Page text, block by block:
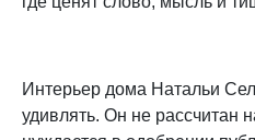
Интерьер дома Натальи
удивлять. Он не рассчитан